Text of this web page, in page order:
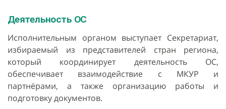
Деятельность ОC
Исполнительным органом выступает Секретариат,
избираемый из представителей стран региона,
который координирует деятельность ОС,
обеспечивает взаимодействие с МКУР и
партнёрами, а также организацию работы и
подготовку документов.